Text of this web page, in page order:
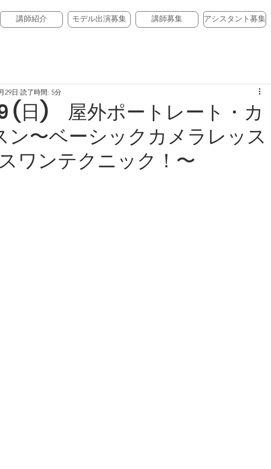
講師紹介 モデル出演募集 講師募集 アシスタント募集
(日) 屋外ポートレート・カ
ン〜ベーシックカメラレッス
ワンテクニック！〜
29日 読了時間: 5分